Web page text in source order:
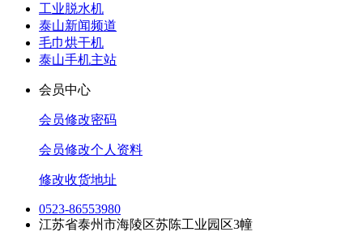
工业脱水机
泰山新闻频道
毛巾烘干机
泰山手机主站
会员中心
会员修改密码
会员修改个人资料
修改收货地址
0523-86553980
江苏省泰州市海陵区苏陈工业园区3幢